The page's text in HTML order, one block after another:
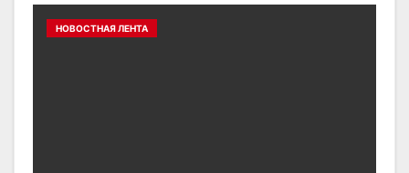
НОВОСТНАЯ ЛЕНТА